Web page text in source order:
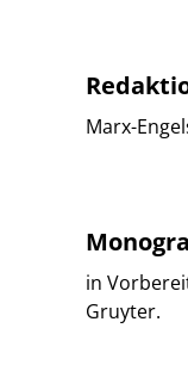
Marx-
in
Gruyter.